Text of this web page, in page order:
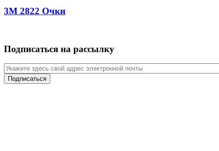
3M 2822 Очки
Подписаться на рассылку